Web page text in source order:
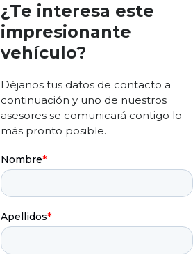
¿Te interesa este
impresionante
vehículo?
Déjanos tus datos de contacto a
continuación y uno de nuestros
asesores se comunicará contigo lo
más pronto posible.